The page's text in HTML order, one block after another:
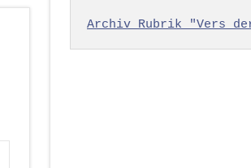
Archiv Rubrik "Vers der